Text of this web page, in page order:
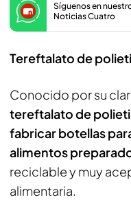
Síguenos en
Noticias Cuatro
Tereftalato de
Conocido por su
tereftalato de
fabricar botellas
alimentos
reciclable y muy
alimentaria.